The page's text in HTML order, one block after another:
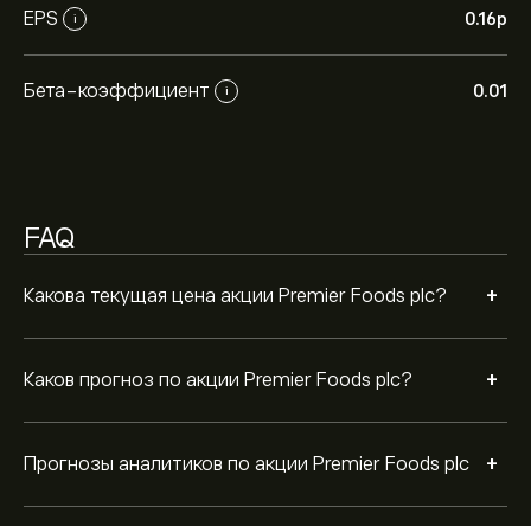
EPS i 0.16‎p‎
Бета-коэффициент i 0.01
FAQ
Какова текущая цена акции Premier Foods plc? +
Каков прогноз по акции Premier Foods plc? +
Прогнозы аналитиков по акции Premier Foods plc +
тенденциях, финансовых отчетах и
предполагаемом росте. Ознакомьтесь с последним
прогнозом для будущих изменений цены.
1.67B‎p‎